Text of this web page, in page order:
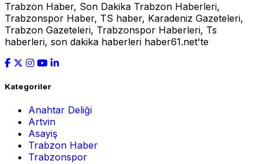
Trabzon Haber, Son Dakika Trabzon Haberleri,
Trabzonspor Haber, TS haber, Karadeniz Gazeteleri,
Trabzon Gazeteleri, Trabzonspor Haberleri, Ts
haberleri, son dakika haberleri haber61.net'te
Kategoriler
Anahtar Deliği
Artvin
Asayiş
Trabzon Haber
Trabzonspor